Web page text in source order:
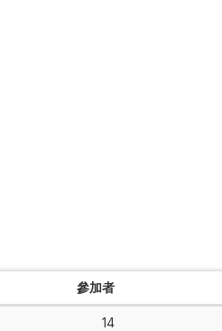
參加者
14